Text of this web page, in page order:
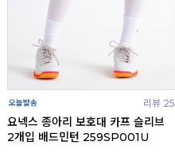
리뷰 25
요넥스 종아리 보호대 카프 슬리브
2개입 배드민턴 259SP001U